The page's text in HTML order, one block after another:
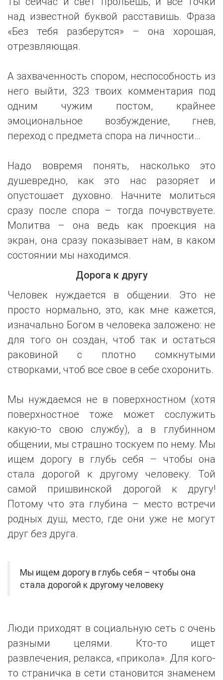
над известной буквой расставишь. Фраза
«Без тебя разберутся» – она хорошая,
отрезвляющая.
А захваченность спором, неспособность из
него выйти, 323 твоих комментария под
одним чужим постом, крайнее
эмоциональное возбуждение, гнев,
переход с предмета спора на личности…
Надо вовремя понять, насколько это
душевредно, как это нас разоряет и
опустошает духовно. Начните молиться
сразу после спора – тогда почувствуете.
Молитва – она ведь как проекция на
экран, она сразу показывает нам, в каком
состоянии мы находимся.
Дорога к другу
Человек нуждается в общении. Это не
просто нормально, это, как мне кажется,
изначально Богом в человека заложено: не
для того он создан, чтоб так и остаться
раковиной с плотно сомкнутыми
створками, чтоб все свое в себе схоронить.
Мы нуждаемся не в поверхностном (хотя
поверхностное тоже может сослужить
какую-то свою службу), а в глубинном
общении, мы страшно тоскуем по нему. Мы
ищем дорогу в глубь себя – чтобы она
стала дорогой к другому человеку. Той
самой пришвинской дорогой к другу!
Потому что эта глубина – место встречи
родных душ, место, где они уже не могут
друг без друга.
Мы ищем дорогу в глубь себя – чтобы она
стала дорогой к другому человеку
Люди приходят в социальную сеть с очень
разными целями. Кто-то ищет
развлечения, релакса, «прикола». Для кого-
то страничка в сети становится знаменем